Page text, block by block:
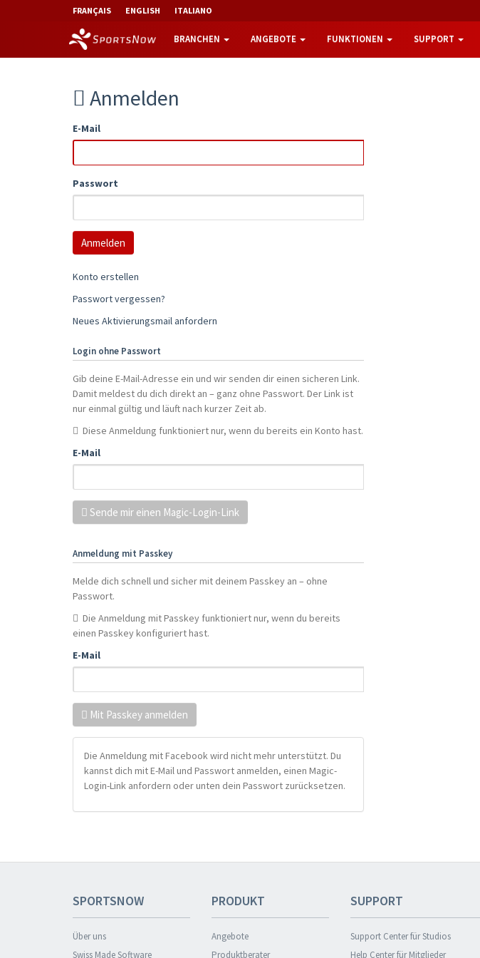
FRANÇAIS ENGLISH ITALIANO
BRANCHEN ANGEBOTE FUNKTIONEN SUPPORT
Anmelden
E-Mail
Passwort
Konto erstellen
Passwort vergessen?
Neues Aktivierungsmail anfordern
Login ohne Passwort
Gib deine E-Mail-Adresse ein und wir senden dir einen sicheren Link.
Damit meldest du dich direkt an – ganz ohne Passwort. Der Link ist
nur einmal gültig und läuft nach kurzer Zeit ab.
Diese Anmeldung funktioniert nur, wenn du bereits ein Konto hast.
E-Mail
Sende mir einen Magic-Login-Link
Anmeldung mit Passkey
Melde dich schnell und sicher mit deinem Passkey an – ohne
Passwort.
Die Anmeldung mit Passkey funktioniert nur, wenn du bereits
einen Passkey konfiguriert hast.
E-Mail
Mit Passkey anmelden
Die Anmeldung mit Facebook wird nicht mehr unterstützt. Du
kannst dich mit E-Mail und Passwort anmelden, einen Magic-
Login-Link anfordern oder unten dein Passwort zurücksetzen.
SPORTSNOW
Über uns
Swiss Made Software
PRODUKT
Angebote
Produktberater
SUPPORT
Support Center für Studios
Help Center für Mitglieder